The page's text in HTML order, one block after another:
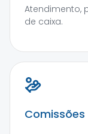
Atendimento,
de caixa.
Comissões